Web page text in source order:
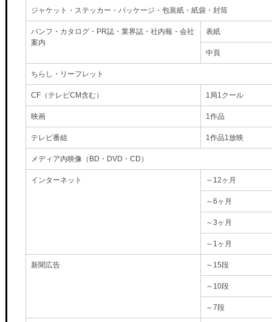
ジャケット・ステッカー・パッケージ・包装紙・紙袋・封筒
パンフ・カタログ・PR誌・業界誌・社内報・会社
案内
表紙
中頁
ちらし・リーフレット
CF（テレビCM含む） 1局1クール
映画 1作品
テレビ番組 1作品1放映
メディア内映像（BD・DVD・CD）
インターネット ～12ヶ月
～6ヶ月
～3ヶ月
～1ヶ月
新聞広告 ～15段
～10段
～7段